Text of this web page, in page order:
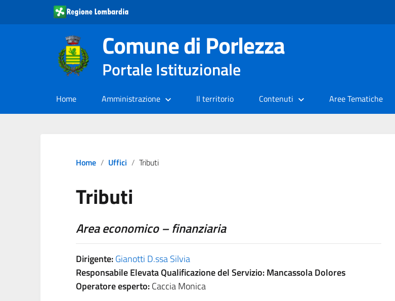
Comune di Porlezza
Portale Istituzionale
Home Amministrazione Il territorio Contenuti Aree Tematiche
Home Uffici Tributi
Tributi
Area economico – finanziaria
Dirigente:Gianotti D.ssa Silvia
Responsabile Elevata Qualificazione del Servizio: Mancassola Dolores
Operatore esperto:Caccia Monica